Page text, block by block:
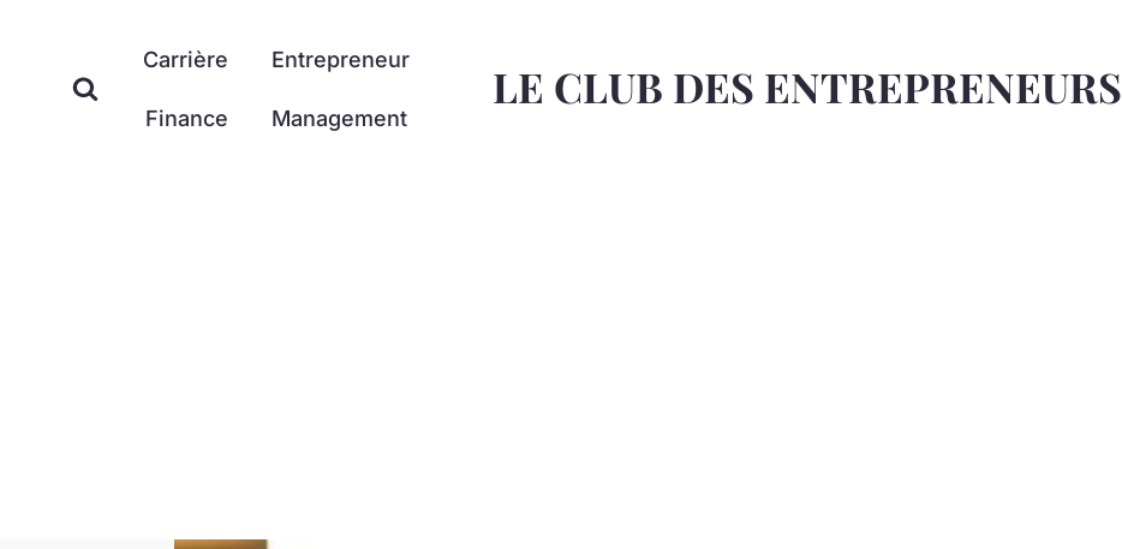
contenu
Carrière Entrepreneur
Finance Management
LE CLUB DES ENTREPRENEURS